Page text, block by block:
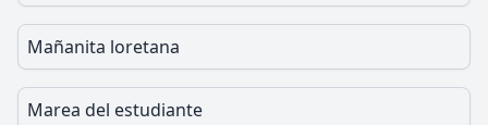
Mañanita loretana
Marea del estudiante